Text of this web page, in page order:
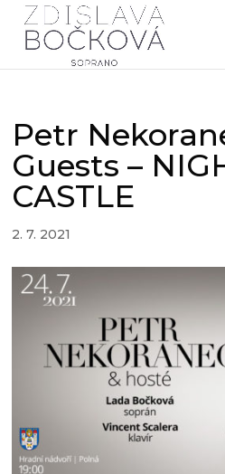
Petr
Guests –
CASTLE
2. 7. 2021